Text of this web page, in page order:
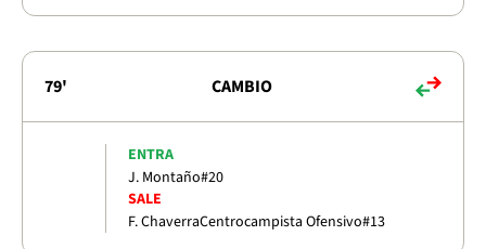
79' CAMBIO
ENTRA
J. Montaño#20
SALE
F. ChaverraCentrocampista Ofensivo#13